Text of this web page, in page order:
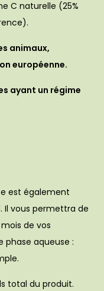
C naturelle (25%
animaux,
européenne.
ayant un régime
est également
Il vous permettra de
de vos
aqueuse :
total du produit.